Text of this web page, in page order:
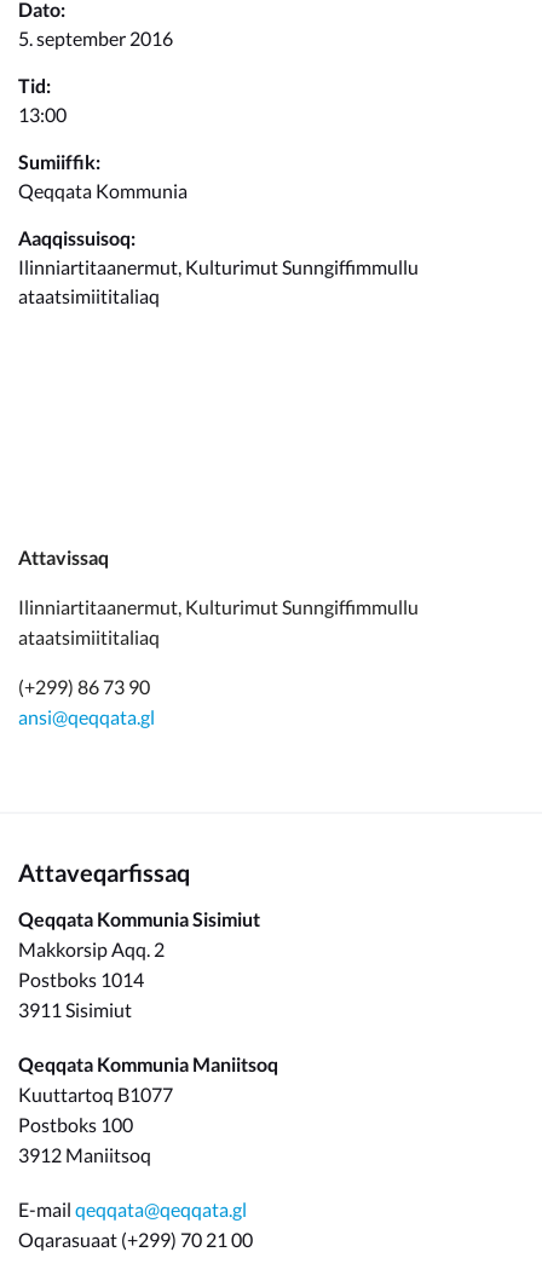
Kommunimi pilersaarut
Kommune pillugu
Dato:
5. september 2016
Tid:
13:00
Sumiiffik:
Qeqqata Kommunia
Aaqqissuisoq:
Ilinniartitaanermut, Kulturimut Sunngiffimmullu
ataatsimiititaliaq
Attavissaq
Ilinniartitaanermut, Kulturimut Sunngiffimmullu
ataatsimiititaliaq
(+299) 86 73 90
ansi@qeqqata.gl
Attaveqarfissaq
Qeqqata Kommunia Sisimiut
Makkorsip Aqq. 2
Postboks 1014
3911 Sisimiut
Qeqqata Kommunia Maniitsoq
Kuuttartoq B1077
Postboks 100
3912 Maniitsoq
E-mail qeqqata@qeqqata.gl
Oqarasuaat (+299) 70 21 00